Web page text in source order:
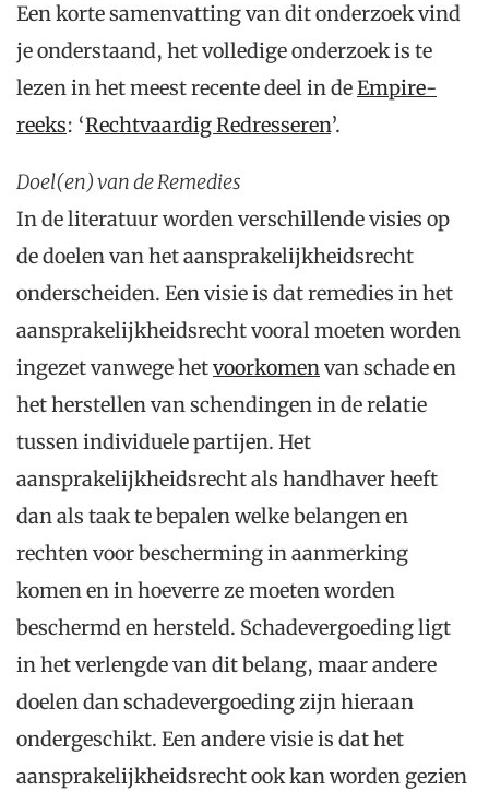
Een korte samenvatting van dit onderzoek vind
je onderstaand, het volledige onderzoek is te
lezen in het meest recente deel in deEmpire-
reeks: ‘Rechtvaardig Redresseren’.
Doel(en) van de Remedies
In de literatuur worden verschillende visies op
de doelen van het aansprakelijkheidsrecht
onderscheiden. Een visie is dat remedies in het
aansprakelijkheidsrecht vooral moeten worden
ingezet vanwege hetvoorkomenvan schade en
het herstellen van schendingen in de relatie
tussen individuele partijen. Het
aansprakelijkheidsrecht als handhaver heeft
dan als taak te bepalen welke belangen en
rechten voor bescherming in aanmerking
komen en in hoeverre ze moeten worden
beschermd en hersteld. Schadevergoeding ligt
in het verlengde van dit belang, maar andere
doelen dan schadevergoeding zijn hieraan
ondergeschikt. Een andere visie is dat het
aansprakelijkheidsrecht ook kan worden gezien